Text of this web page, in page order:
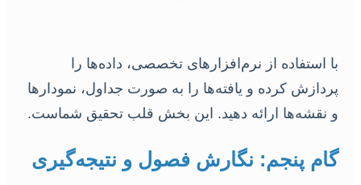
با استفاده از نرم‌افزارهای تخصصی، داده‌ها را
پردازش کرده و یافته‌ها را به صورت جداول، نمودارها
و نقشه‌ها ارائه دهید. این بخش قلب تحقیق شماست.
گام پنجم: نگارش فصول و نتیجه‌گیری